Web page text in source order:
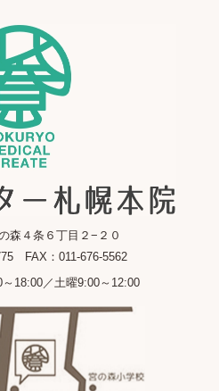
森４条６丁目２−２０
FAX：011-676-5562
18:00／土曜9:00～12:00